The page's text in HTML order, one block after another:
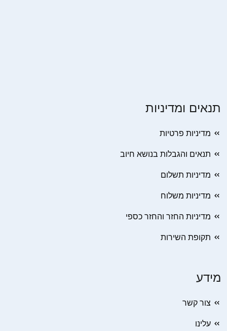
תנאים ומדיניות
מדיניות פרטיות
תנאים והגבלות בנושא חיוב
מדיניות תשלום
מדיניות משלוח
מדיניות החזר והחזר כספי
תקופת השירות
מידע
צור קשר
עלינו